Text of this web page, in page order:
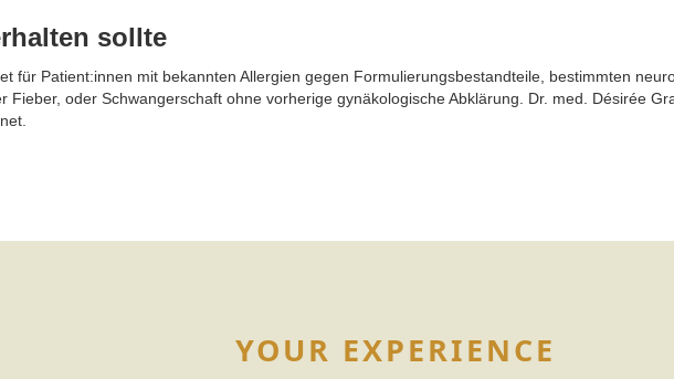
sollte
für Patient:innen mit bekannten Allergien gegen Formulierungsbestandteile, bestimmten
Fieber, oder Schwangerschaft ohne vorherige gynäkologische Abklärung. Dr. med. Désirée
YOUR EXPERIENCE